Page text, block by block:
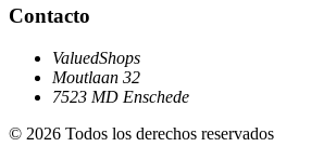
Contacto
ValuedShops
Moutlaan 32
7523 MD Enschede
© 2026 Todos los derechos reservados